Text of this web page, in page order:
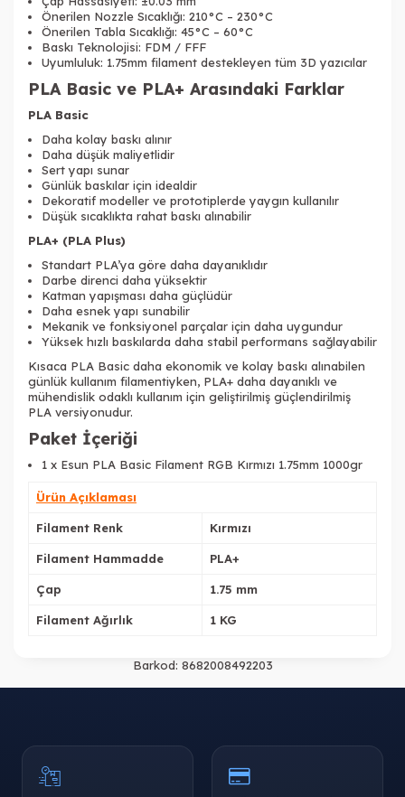
Önerilen Nozzle Sıcaklığı: 210°C – 230°C
Önerilen Tabla Sıcaklığı: 45°C – 60°C
Baskı Teknolojisi: FDM / FFF
Uyumluluk: 1.75mm filament destekleyen tüm 3D yazıcılar
PLA Basic ve PLA+ Arasındaki Farklar
PLA Basic
Daha kolay baskı alınır
Daha düşük maliyetlidir
Sert yapı sunar
Günlük baskılar için idealdir
Dekoratif modeller ve prototiplerde yaygın kullanılır
Düşük sıcaklıkta rahat baskı alınabilir
PLA+ (PLA Plus)
Standart PLA’ya göre daha dayanıklıdır
Darbe direnci daha yüksektir
Katman yapışması daha güçlüdür
Daha esnek yapı sunabilir
Mekanik ve fonksiyonel parçalar için daha uygundur
Yüksek hızlı baskılarda daha stabil performans sağlayabilir
Kısaca PLA Basic daha ekonomik ve kolay baskı alınabilen
günlük kullanım filamentiyken, PLA+ daha dayanıklı ve
mühendislik odaklı kullanım için geliştirilmiş güçlendirilmiş
PLA versiyonudur.
Paket İçeriği
1 x Esun PLA Basic Filament RGB Kırmızı 1.75mm 1000gr
Ürün Açıklaması
Filament Renk Kırmızı
Filament Hammadde PLA+
Çap 1.75 mm
Filament Ağırlık 1 KG
Barkod: 8682008492203